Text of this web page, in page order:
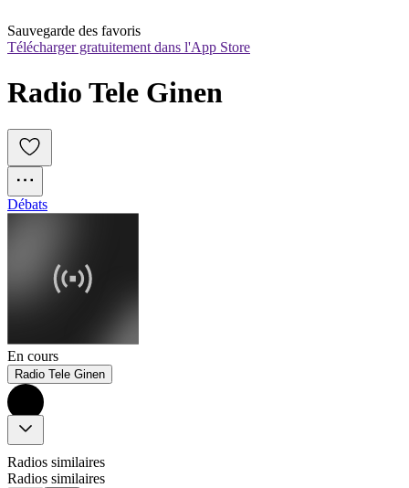
Sauvegarde des favoris
Télécharger gratuitement dans l'App Store
Radio Tele Ginen
Débats
En cours
Radio Tele Ginen
Radios similaires
Radios similaires